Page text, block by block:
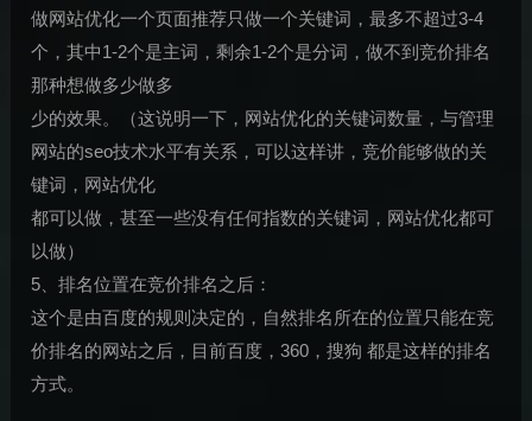
做网站优化一个页面推荐只做一个关键词，最多不超过3-4
个，其中1-2个是主词，剩余1-2个是分词，做不到竞价排名
那种想做多少做多
少的效果。（这说明一下，网站优化的关键词数量，与管理
网站的seo技术水平有关系，可以这样讲，竞价能够做的关
键词，网站优化
都可以做，甚至一些没有任何指数的关键词，网站优化都可
以做）
5、排名位置在竞价排名之后：
这个是由百度的规则决定的，自然排名所在的位置只能在竞
价排名的网站之后，目前百度，360，搜狗 都是这样的排名
方式。